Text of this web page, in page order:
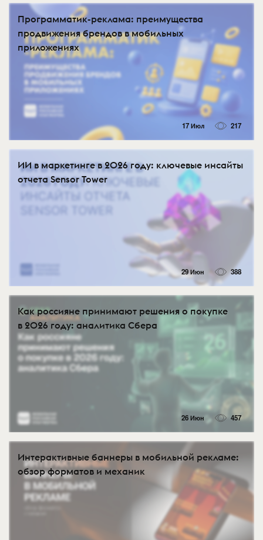
Программатик-реклама: преимущества
продвижения брендов в мобильных
приложениях
17 Июл 217
ИИ в маркетинге в 2026 году: ключевые инсайты
отчета Sensor Tower
29 Июн 388
Как россияне принимают решения о покупке
в 2026 году: аналитика Сбера
26 Июн 457
Интерактивные баннеры в мобильной рекламе:
обзор форматов и механик